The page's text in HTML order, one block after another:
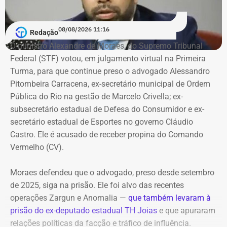
Investigado em um terceiro caso
Vitor Hugo também é alvo de outra investigação. Em
julho, a Delegacia de Atendimento à Mulher (Deam) da
Zona Sul instaurou um inquérito após receber do
Ministério Público do Rio (MPRJ) uma notícia de fato que
apontava um possível estupro contra uma adolescente de
17 anos durante o pré-carnaval deste ano.
A investigação está em andamento e tramita sob sigilo.
que ocorreria na sexta-feira (07), foi adiada para a
próxima quinta-feira (13).
Com informações do portal “g1”.
Redação08/08/2026 11:16
O ministro Alexandre de Moraes, do Supremo Tribunal
Federal (STF) votou, em julgamento virtual na Primeira
Turma, para que continue preso o advogado Alessandro
Pitombeira Carracena, ex-secretário municipal de Ordem
Pública do Rio na gestão de Marcelo Crivella; ex-
subsecretário estadual de Defesa do Consumidor e ex-
secretário estadual de Esportes no governo Cláudio
Castro. Ele é acusado de receber propina do Comando
Vermelho (CV).
Moraes defendeu que o advogado, preso desde setembro
de 2025, siga na prisão. Ele foi alvo das recentes
operações Zargun e Anomalia — que também levaram à
prisão do ex-deputado estadual TH Joias e que apuraram
relações políticas da facção e tráfico de influência.